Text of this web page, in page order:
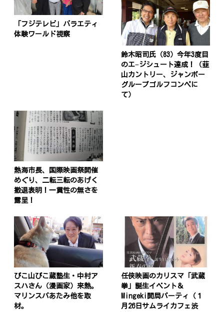
「フジテレビ」バラエティ
体験ワールド視察
鈴木昭司氏（83）今年3度目
のエ−ジシュート達成！（韮
山カントリー、ジャンボー
グループゴルフコンペに
て）
熱海市長、国際映画祭開催
めぐり、二転三転のあげく
撤退表明！一貫性の無さを
露呈！
ぴこ山ぴこ蔵塾生・中村ア
スハさん（漫画家）来熱。
マリンスパあたみ他を取
材。
任侠映画のカリスマ「武蔵
拳」誕生イベント＆
Mingeki開局パーティ（１
月26日サムライカフェ渋